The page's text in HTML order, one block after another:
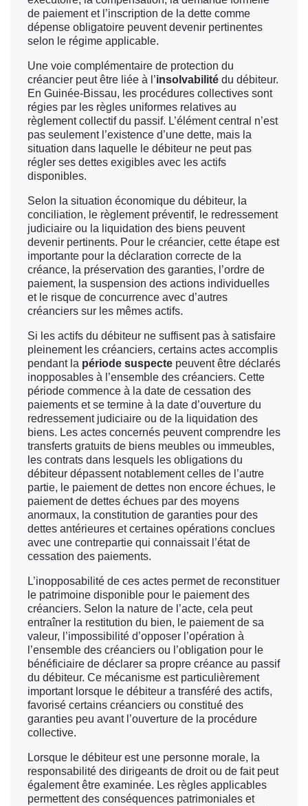
de paiement et l’inscription de la dette comme
dépense obligatoire peuvent devenir pertinentes
selon le régime applicable.
Une voie complémentaire de protection du
créancier peut être liée à l’insolvabilité du débiteur.
En Guinée-Bissau, les procédures collectives sont
régies par les règles uniformes relatives au
règlement collectif du passif. L’élément central n’est
pas seulement l’existence d’une dette, mais la
situation dans laquelle le débiteur ne peut pas
régler ses dettes exigibles avec les actifs
disponibles.
Selon la situation économique du débiteur, la
conciliation, le règlement préventif, le redressement
judiciaire ou la liquidation des biens peuvent
devenir pertinents. Pour le créancier, cette étape est
importante pour la déclaration correcte de la
créance, la préservation des garanties, l’ordre de
paiement, la suspension des actions individuelles
et le risque de concurrence avec d’autres
créanciers sur les mêmes actifs.
Si les actifs du débiteur ne suffisent pas à satisfaire
pleinement les créanciers, certains actes accomplis
pendant la période suspecte peuvent être déclarés
inopposables à l’ensemble des créanciers. Cette
période commence à la date de cessation des
paiements et se termine à la date d’ouverture du
redressement judiciaire ou de la liquidation des
biens. Les actes concernés peuvent comprendre les
transferts gratuits de biens meubles ou immeubles,
les contrats dans lesquels les obligations du
débiteur dépassent notablement celles de l’autre
partie, le paiement de dettes non encore échues, le
paiement de dettes échues par des moyens
anormaux, la constitution de garanties pour des
dettes antérieures et certaines opérations conclues
avec une contrepartie qui connaissait l’état de
cessation des paiements.
L’inopposabilité de ces actes permet de reconstituer
le patrimoine disponible pour le paiement des
créanciers. Selon la nature de l’acte, cela peut
entraîner la restitution du bien, le paiement de sa
valeur, l’impossibilité d’opposer l’opération à
l’ensemble des créanciers ou l’obligation pour le
bénéficiaire de déclarer sa propre créance au passif
du débiteur. Ce mécanisme est particulièrement
important lorsque le débiteur a transféré des actifs,
favorisé certains créanciers ou constitué des
garanties peu avant l’ouverture de la procédure
collective.
Lorsque le débiteur est une personne morale, la
responsabilité des dirigeants de droit ou de fait peut
également être examinée. Les règles applicables
permettent des conséquences patrimoniales et